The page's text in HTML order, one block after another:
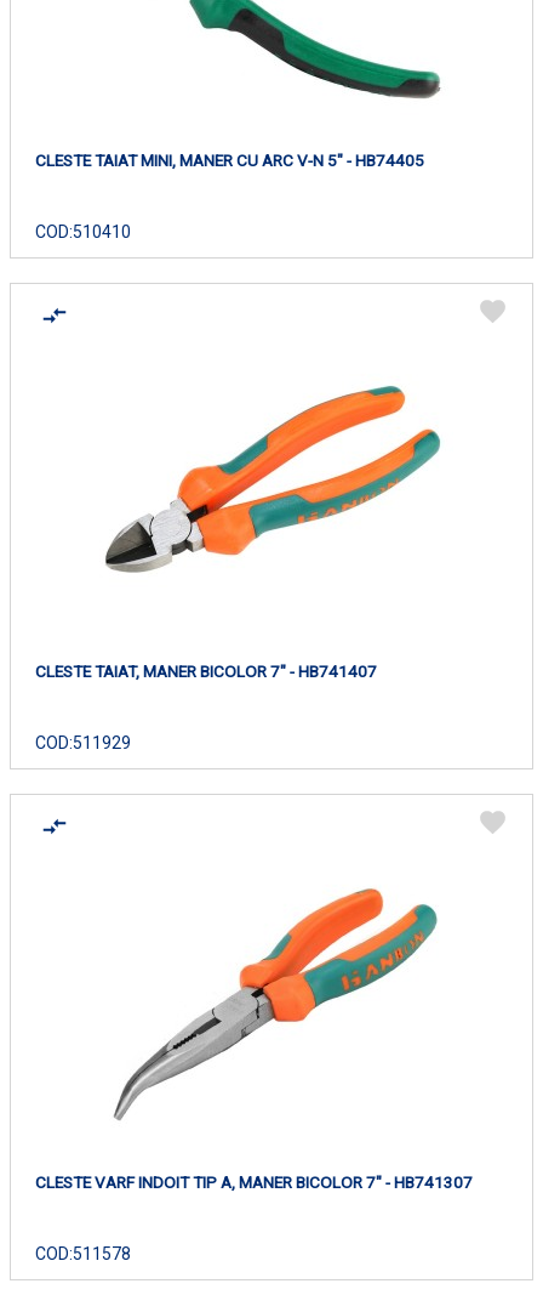
CLESTE TAIAT MINI, MANER CU ARC V-N 5" - HB74405
COD:510410
CLESTE TAIAT, MANER BICOLOR 7" - HB741407
COD:511929
CLESTE VARF INDOIT TIP A, MANER BICOLOR 7" - HB741307
COD:511578